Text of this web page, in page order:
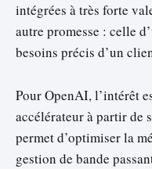
intégrées à très forte
autre promesse : celle
besoins précis d’un
Pour OpenAI, l’intérêt
accélérateur à partir de
permet d’optimiser la
gestion de bande